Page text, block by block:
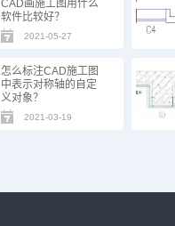
CAD画施工图用什么
软件比较好？
2021-05-27
怎么标注CAD施工图
中表示对称轴的自定
义对象？
2021-03-19